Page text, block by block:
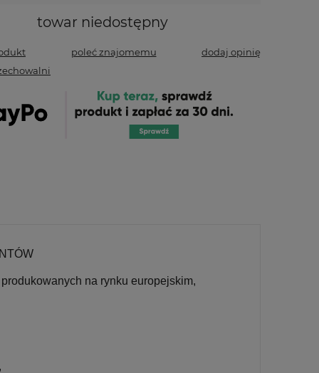
towar niedostępny
poleć znajomemu
dodaj opinię
na rynku europejskim,